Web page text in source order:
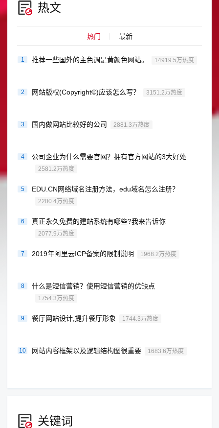
热文
热门 最新
1 推荐一些国外的主色调是黄颜色网站。 14919.5万热度
2 网站版权(Copyright©)应该怎么写？ 3151.2万热度
3 国内做网站比较好的公司 2881.3万热度
4 公司企业为什么需要官网？拥有官方网站的3大好处
2581.2万热度
5 EDU.CN网络域名注册方法，edu域名怎么注册？
2200.4万热度
6 真正永久免费的建站系统有哪些?我来告诉你
2077.9万热度
7 2019年阿里云ICP备案的限制说明 1968.2万热度
8 什么是短信营销？使用短信营销的优缺点
1754.3万热度
9 餐厅网站设计,提升餐厅形象 1744.3万热度
10 网站内容框架以及逻辑结构图很重要 1683.6万热度
关键词